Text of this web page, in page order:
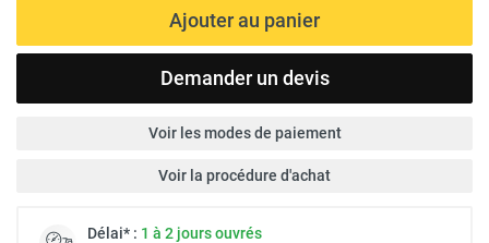
Ajouter au panier
Demander un devis
Voir les modes de paiement
Voir la procédure d'achat
Délai* : 1 à 2 jours ouvrés